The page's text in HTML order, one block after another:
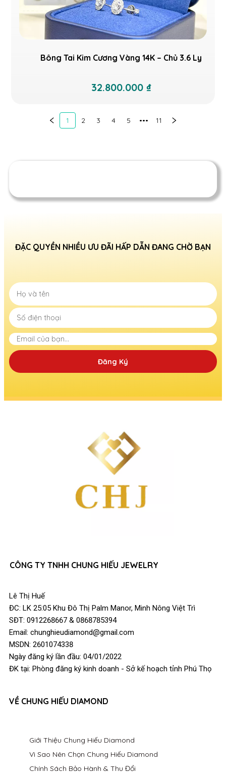
Bông Tai Kim Cương Vàng 14K – Chủ 3.6 Ly
32.800.000 ₫
1 2 3 4 5 ••• 11
ĐẶC QUYỀN NHIỀU ƯU ĐÃI HẤP DẪN ĐANG CHỜ BẠN
Đăng Ký
CÔNG TY TNHH CHUNG HIẾU JEWELRY
Lê Thị Huế
ĐC: LK 25:05 Khu Đô Thị Palm Manor, Minh Nông Việt Trì
SĐT: 0912268667 & 0868785394
Email: chunghieudiamond@gmail.com
MSDN: 2601074338
Ngày đăng ký lần đầu: 04/01/2022
ĐK tại: Phòng đăng ký kinh doanh - Sở kế hoạch tỉnh Phú Thọ
VỀ CHUNG HIẾU DIAMOND
Giới Thiệu Chung Hiếu Diamond
Vì Sao Nên Chọn Chung Hiếu Diamond
Chính Sách Bảo Hành & Thu Đổi